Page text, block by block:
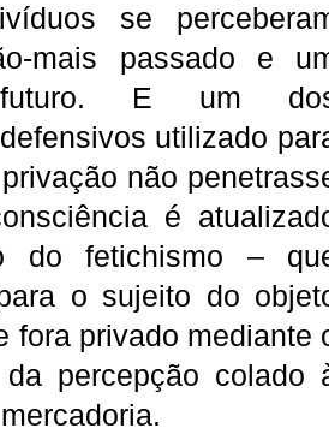
se
mais passado e
futuro. E um
utilizado
não
é
do fetichismo –
o sujeito do
fora privado mediante
da percepção colado